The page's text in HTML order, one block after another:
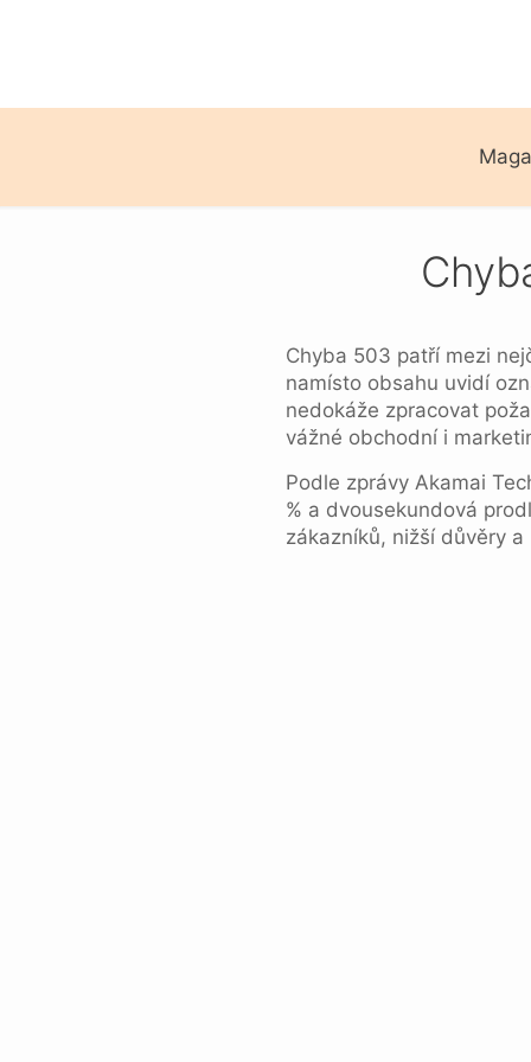
Chyba 503 patří mezi
namísto obsahu uvidí
nedokáže zpracovat
vážné obchodní i
Podle zprávy Akamai
% a dvousekundová
zákazníků, nižší důvěry